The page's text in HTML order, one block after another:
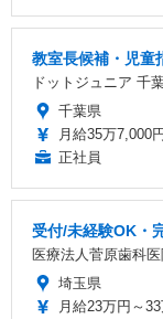
教室長候補・児童
ドットジュニア 千
千葉県
月給35万7,000
正社員
受付/未経験OK・
医療法人菅原歯科医
埼玉県
月給23万円～33